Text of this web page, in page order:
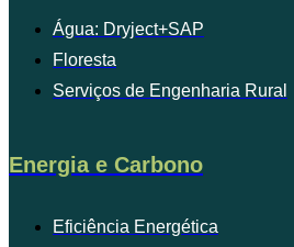
Água: Dryject+SAP
Floresta
Serviços de Engenharia Rural
Energia e Carbono
Eficiência Energética